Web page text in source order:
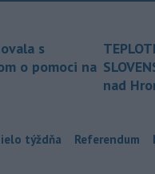
s
o pomoci na
nad
týždňa Referendum